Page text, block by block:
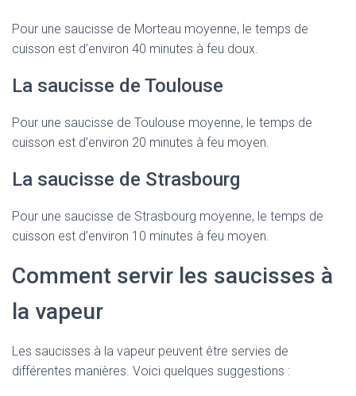
Pour une saucisse de Morteau moyenne, le temps de
cuisson est d’environ 40 minutes à feu doux.
La saucisse de Toulouse
Pour une saucisse de Toulouse moyenne, le temps de
cuisson est d’environ 20 minutes à feu moyen.
La saucisse de Strasbourg
Pour une saucisse de Strasbourg moyenne, le temps de
cuisson est d’environ 10 minutes à feu moyen.
Comment servir les saucisses à
la vapeur
Les saucisses à la vapeur peuvent être servies de
différentes manières. Voici quelques suggestions :